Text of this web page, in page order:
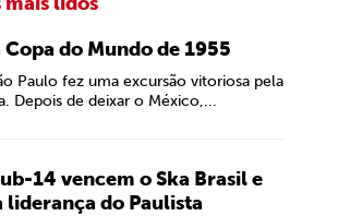
Copa do Mundo de 1955
Paulo fez uma excursão vitoriosa pela
Depois de deixar o México,...
14 vencem o Ska Brasil e
liderança do Paulista